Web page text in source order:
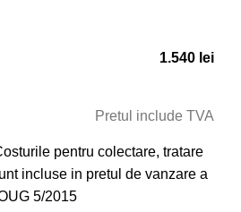
1.540 lei
Pretul include TVA
pentru colectare, tratare
incluse in pretul de vanzare a
5/2015